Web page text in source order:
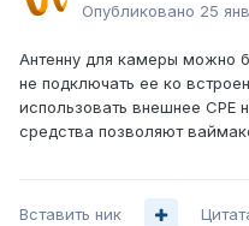
Опубликовано 25
Антенну для камеры можно
не подключать ее ко
использовать внешнее CPE
средства позволяют
Вставить ник